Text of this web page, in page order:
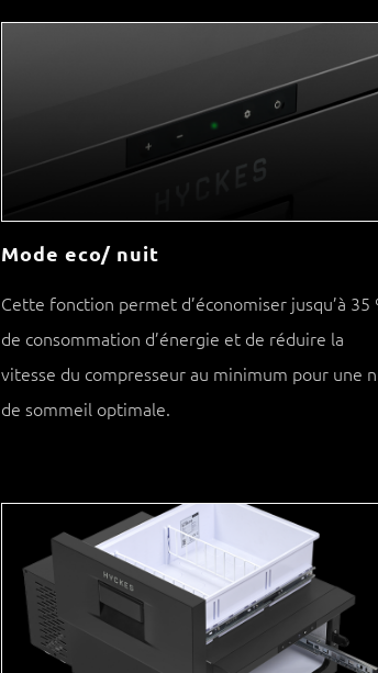
Mode eco/ nuit
Cette fonction permet d’économiser jusqu’à 35
de consommation d’énergie et de réduire la
vitesse du compresseur au minimum pour une
de sommeil optimale.